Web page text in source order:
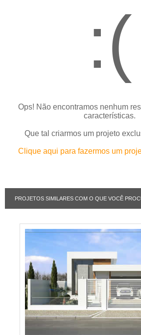
:(
Ops! Não encontramos nenhum
características.
Que tal criarmos um projeto
Clique aqui para fazermos um
PROJETOS SIMILARES COM O QUE VOCÊ